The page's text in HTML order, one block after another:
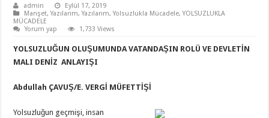
admin
Eylül 17, 2019
Manşet,Yazılarım,Yazılarım,Yolsuzlukla Mücadele,YOLSUZLUKLA
MÜCADELE
Yorum yap
1,733 Views
YOLSUZLUĞUN OLUŞUMUNDA VATANDAŞIN ROLÜ VE DEVLETİN
MALI DENİZ ANLAYIŞI
Abdullah ÇAVUŞ/E. VERGİ MÜFETTİŞİ
Yolsuzluğun geçmişi, insan